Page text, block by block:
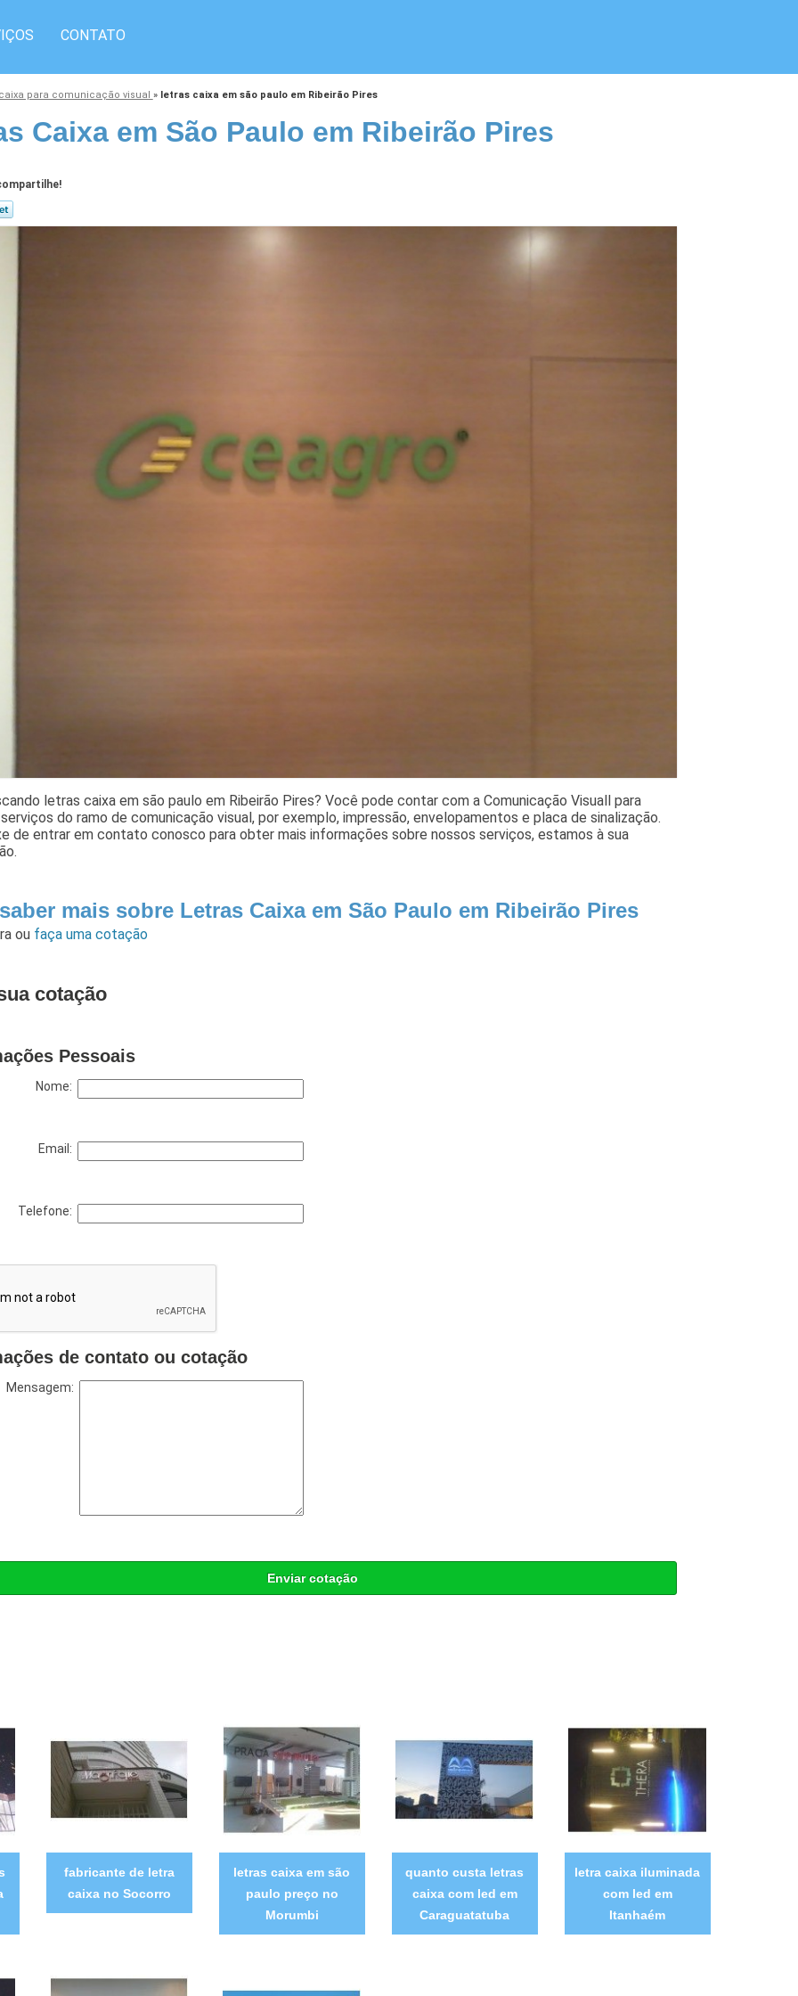
CONTATO
para comunicação visual » letras caixa em são paulo em Ribeirão Pires
Caixa em São Paulo em Ribeirão Pires
letras caixa em são paulo em Ribeirão Pires? Você pode contar com a Comunicação Visuall para
do ramo de comunicação visual, por exemplo, impressão, envelopamentos e placa de sinalização.
de entrar em contato conosco para obter mais informações sobre nossos serviços, estamos à sua
mais sobre Letras Caixa em São Paulo em Ribeirão Pires
ou faça uma cotação
cotação
Pessoais
Nome:
Email:
Telefone:
de contato ou cotação
Mensagem:
Enviar cotação
fabricante de letra
caixa no Socorro
letras caixa em são
paulo preço no
Morumbi
quanto custa letras
caixa com led em
Caraguatatuba
letra caixa iluminada
com led em
Itanhaém